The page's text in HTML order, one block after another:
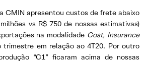
CMIN apresentou custos de frete abaixo
vs R$ 750 de nossas estimativas)
na modalidade Cost, Insurance
trimestre em relação ao 4T20. Por outro
“C1” ficaram acima de nossas